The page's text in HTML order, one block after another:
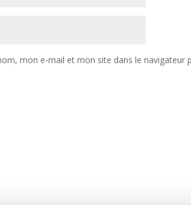
mon e-mail et mon site dans le navigateur